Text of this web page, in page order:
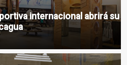
internacional abrirá su